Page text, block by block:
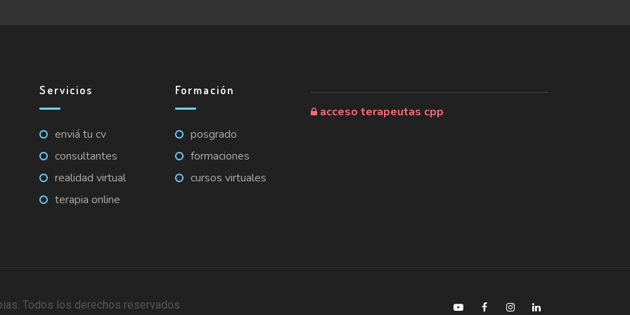
Servicios
enviá tu cv
consultantes
realidad virtual
terapia online
Formación
posgrado
formaciones
cursos virtuales
acceso terapeutas cpp
Todos los derechos reservados